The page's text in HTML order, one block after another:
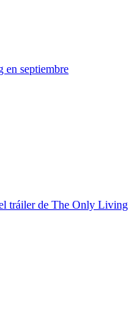
en septiembre
tráiler de The Only Living